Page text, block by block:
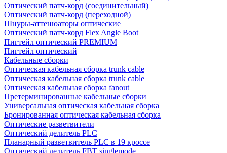
Оптический патч-корд (соединительный)
Оптический патч-корд (переходной)
Шнуры-аттенюаторы оптические
Оптический патч-корд Flex Angle Boot
Пигтейл оптический PREMIUM
Пигтейл оптический
Кабельные сборки
Оптическая кабельная сборка trunk cable
Оптическая кабельная сборка trunk cable
Оптическая кабельная сборка fanout
Претерминированные кабельные сборки
Универсальная оптическая кабельная сборка
Бронированная оптическая кабельная сборка
Оптические разветвители
Оптический делитель PLC
Планарный разветвитель PLC в 19 кроссе
Оптический делитель FBT singlemode